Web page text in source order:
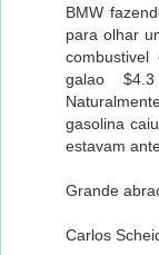
BMW
para olhar
galao
gasolina
estavam
Grande
Carlos